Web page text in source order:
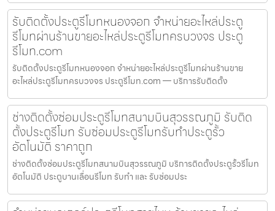
รับติดตั้งประตูรีโมทหนองจอก จำหน่ายอะไหล่ประตู
รีโมทผ่านร้านขายอะไหล่ประตูรีโมทครบวงจร ประตู
รีโมท.com
รับติดตั้งประตูรีโมทหนองจอก จำหน่ายอะไหล่ประตูรีโมทผ่านร้านขาย
อะไหล่ประตูรีโมทครบวงจร ประตูรีโมท.com — บริการรับติดตั้ง
ช่างติดตั้งซ่อมประตูรีโมทสนามบินสุวรรณภูมิ รับติด
ตั้งประตูรีโมท รับซ่อมประตูรีโมทรับทำประตูรั้ว
อัตโนมัติ ราคาถูก
ช่างติดตั้งซ่อมประตูรีโมทสนามบินสุวรรณภูมิ บริการติดตั้งประตูรั้วรีโมท
อัตโนมัติ ประตูบานเลื่อนรีโมท รับทำ และ รับซ่อมประ